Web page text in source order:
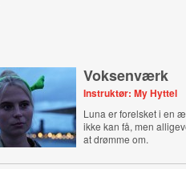
Voksenværk
Instruktør: My Hyttel
Luna er forelsket i en
ikke kan få, men
at drømme om.